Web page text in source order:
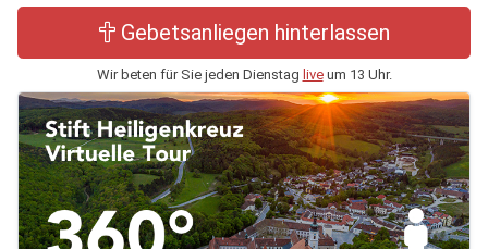
Gebetsanliegen hinterlassen
Wir beten für Sie jeden Dienstag liveum 13 Uhr.